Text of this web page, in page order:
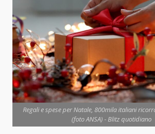
Regali e spese per Natale, 800mila italiani
(foto ANSA) - Blitz quotidiano